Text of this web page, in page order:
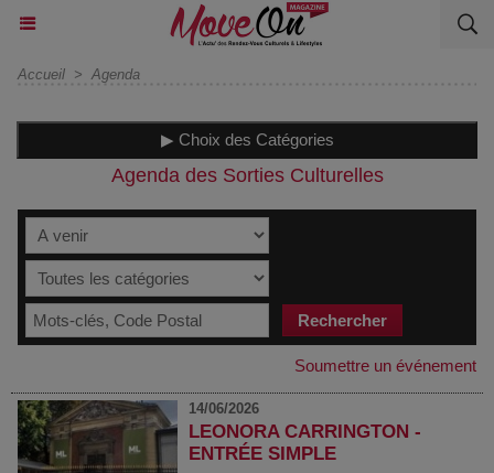
Accueil > Agenda
▶ Choix des Catégories
Agenda des Sorties Culturelles
Soumettre un événement
14/06/2026
LEONORA CARRINGTON -
ENTRÉE SIMPLE